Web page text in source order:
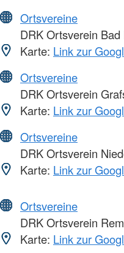
Ortsvereine
DRK Ortsverein
Karte: Link zur
Ortsvereine
DRK Ortsverein
Karte: Link zur
Ortsvereine
DRK Ortsverein
Karte: Link zur
Ortsvereine
DRK Ortsverein
Karte: Link zur